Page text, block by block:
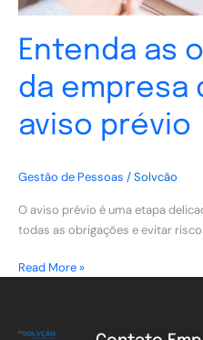
Entenda as
da empresa
aviso prévio
Gestão de Pessoas /Solvcão
O aviso prévio é uma etapa
todas as obrigações e evitar
Read More »